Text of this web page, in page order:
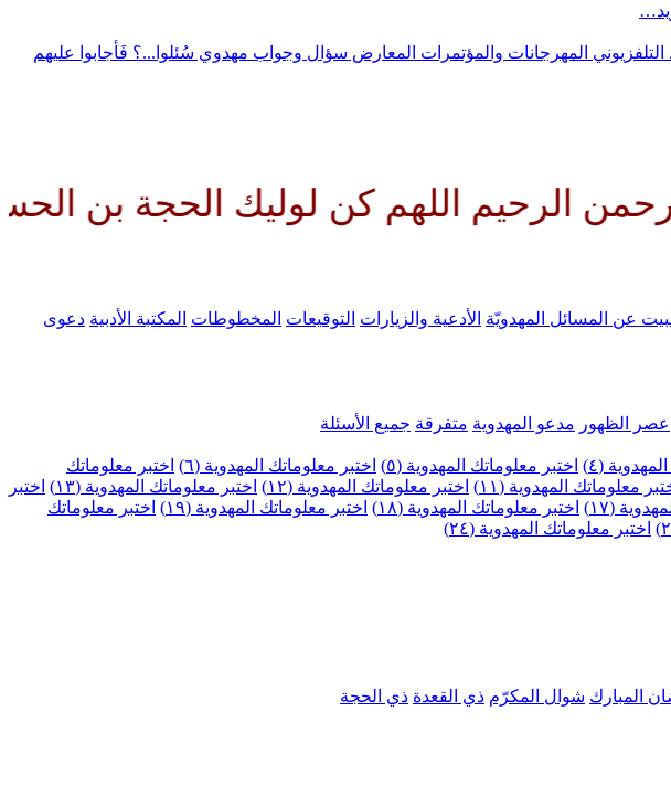
المهرجانات والمؤتمرات المعارض سؤال وجواب مهدوي سُئلوا...؟ فَأجابوا عليهم
اللهم كن لوليك الحجة بن الحسن
عن المسائل المهدويّة الأدعية والزيارات التوقيعات المخطوطات المكتبة الأدبية دعوى
عصر الظهور مدعو المهدوية متفرقة جميع الأسئلة
(٤) اختبر معلوماتك المهدوية (٥) اختبر معلوماتك المهدوية (٦)
اختبر معلوماتك
معلوماتك المهدوية (١١) اختبر معلوماتك المهدوية (١٢) اختبر معلوماتك المهدوية (١٣)
اختبر
(١٧) اختبر معلوماتك المهدوية (١٨) اختبر معلوماتك المهدوية (١٩)
اختبر معلوماتك
اختبر معلوماتك المهدوية (٢٤)
المبارك شوال المكرّم ذي القعدة ذي الحجة